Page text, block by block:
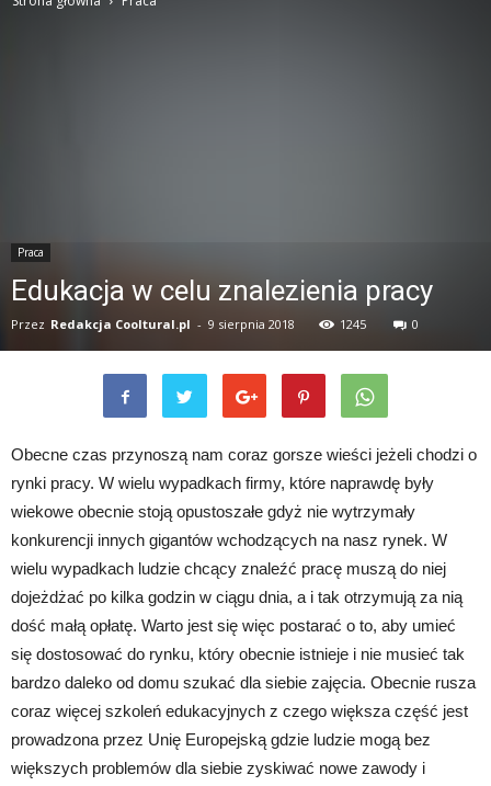
Praca
Edukacja w celu znalezienia pracy
Przez Redakcja Cooltural.pl - 9 sierpnia 2018 1245 0
Obecne czas przynoszą nam coraz gorsze wieści jeżeli chodzi o
rynki pracy. W wielu wypadkach firmy, które naprawdę były
wiekowe obecnie stoją opustoszałe gdyż nie wytrzymały
konkurencji innych gigantów wchodzących na nasz rynek. W
wielu wypadkach ludzie chcący znaleźć pracę muszą do niej
dojeżdżać po kilka godzin w ciągu dnia, a i tak otrzymują za nią
dość małą opłatę. Warto jest się więc postarać o to, aby umieć
się dostosować do rynku, który obecnie istnieje i nie musieć tak
bardzo daleko od domu szukać dla siebie zajęcia. Obecnie rusza
coraz więcej szkoleń edukacyjnych z czego większa część jest
prowadzona przez Unię Europejską gdzie ludzie mogą bez
większych problemów dla siebie zyskiwać nowe zawody i